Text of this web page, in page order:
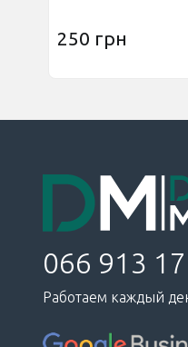
250 грн
066 913
Работаем каждый